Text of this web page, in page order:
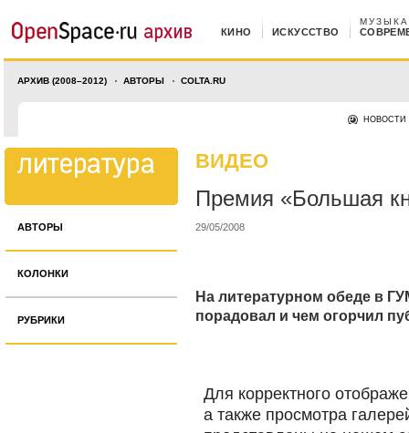
КИНО ИСКУССТВО
МУЗЫКА
АРХИВ (2008–2012) АВТОРЫ COLTA.RU
НОВОСТИ
АВТОРЫ
КОЛОНКИ
РУБРИКИ
ВИДЕО
Премия «Большая
29/05/2008
На литературном обеде в
порадовал и чем огорчил
Для корректного
а также просмотра